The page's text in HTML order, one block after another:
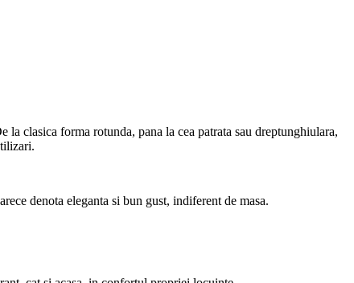
clasica forma rotunda, pana la cea patrata sau dreptunghiulara,
denota eleganta si bun gust, indiferent de masa.